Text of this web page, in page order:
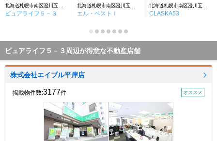
ピュアライフ５－３ エル・ベストⅠ CLASKA53
ピュアライフ５－３周辺が得意な不動産店舗
株式会社エイブル平岸店
掲載物件数:3177件 オススメ